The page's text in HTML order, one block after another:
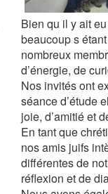
Bien qu il y ait
beaucoup s
nombreux
d’énergie, de
Nos invités ont
séance d’étude
joie, d’amitié et
En tant que
nos amis juifs
différentes de
réflexion et de